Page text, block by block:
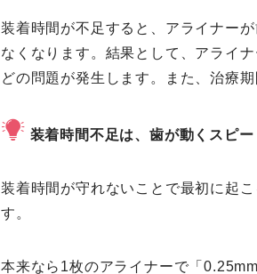
装着時間が不足すると、アライナー
なくなります。結果として、アライ
どの問題が発生します。また、治療
装着時間不足は、歯が動くスピー
装着時間が守れないことで最初に起
す。
本来なら1枚のアライナーで「